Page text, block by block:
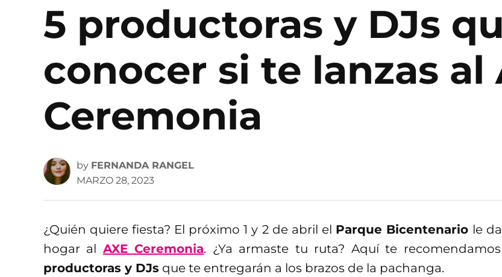
5 productoras y DJs
conocer si te lanzas al
Ceremonia
by FERNANDA RANGEL
MARZO 28, 2023
¿Quién quiere fiesta? El próximo 1 y 2 de abril el Parque Bicentenario le
hogar al AXE Ceremonia. ¿Ya armaste tu ruta? Aquí te
productoras y DJs que te entregarán a los brazos de la pachanga.